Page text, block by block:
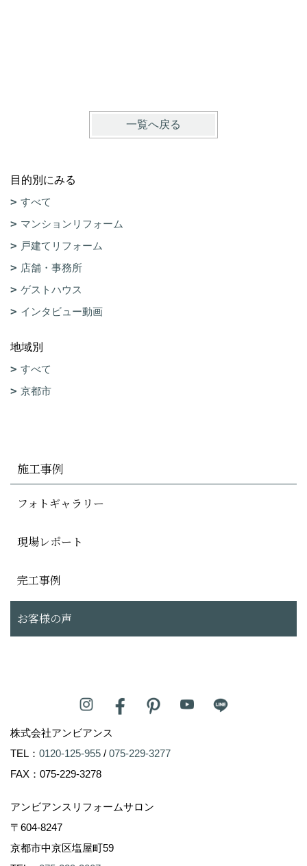
一覧へ戻る
目的別にみる
すべて
マンションリフォーム
戸建てリフォーム
店舗・事務所
ゲストハウス
インタビュー動画
地域別
すべて
京都市
施工事例
フォトギャラリー
現場レポート
完工事例
お客様の声
株式会社アンビアンス
TEL： 0120-125-955 / 075-229-3277
FAX：075-229-3278
アンビアンスリフォームサロン
〒604-8247
京都市中京区塩屋町59